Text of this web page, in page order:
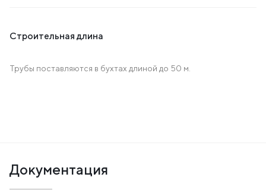
Строительная длина
Трубы поставляются в бухтах длиной до 50 м.
Документация